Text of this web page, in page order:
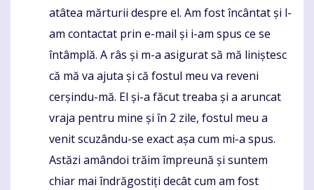
atâtea mărturii despre el. Am fost încântat și l-
am contactat prin e-mail și i-am spus ce se
întâmplă. A râs și m-a asigurat să mă liniștesc
că mă va ajuta și că fostul meu va reveni
cerșindu-mă. El și-a făcut treaba și a aruncat
vraja pentru mine și în 2 zile, fostul meu a
venit scuzându-se exact așa cum mi-a spus.
Astăzi amândoi trăim împreună și suntem
chiar mai îndrăgostiți decât cum am fost